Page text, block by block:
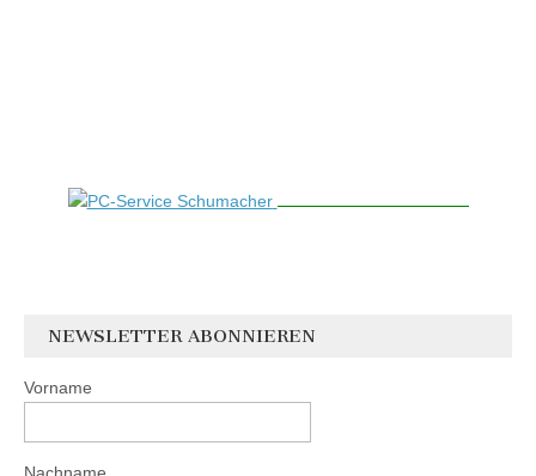
NEWSLETTER ABONNIEREN
Vorname
Nachname